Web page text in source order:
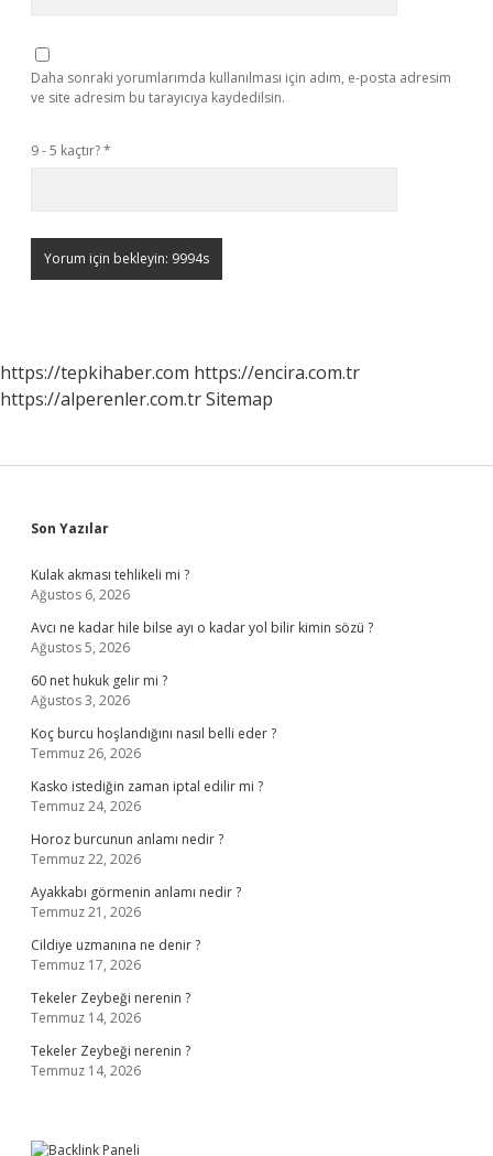
Daha sonraki yorumlarımda kullanılması için adım, e-posta adresim
ve site adresim bu tarayıcıya kaydedilsin.
9 - 5 kaçtır?*
https://tepkihaber.com https://encira.com.tr
https://alperenler.com.trSitemap
Sidebar
Son Yazılar
Kulak akması tehlikeli mi ?
Ağustos 6, 2026
Avcı ne kadar hile bilse ayı o kadar yol bilir kimin sözü ?
Ağustos 5, 2026
60 net hukuk gelir mi ?
Ağustos 3, 2026
Koç burcu hoşlandığını nasıl belli eder ?
Temmuz 26, 2026
Kasko istediğin zaman iptal edilir mi ?
Temmuz 24, 2026
Horoz burcunun anlamı nedir ?
Temmuz 22, 2026
Ayakkabı görmenin anlamı nedir ?
Temmuz 21, 2026
Cildiye uzmanına ne denir ?
Temmuz 17, 2026
Tekeler Zeybeği nerenin ?
Temmuz 14, 2026
Tekeler Zeybeği nerenin ?
Temmuz 14, 2026